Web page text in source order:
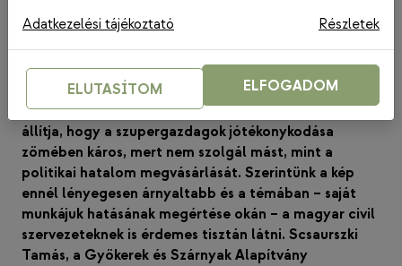
Van-e társadalmi haszna a
gazdagok jótékonykodásának?
2022. október 11.
Pogátsa Zoltán minap megjelent podcastjában azt
állítja, hogy a szupergazdagok jótékonykodása
zömében káros, mert nem szolgál mást, mint a
politikai hatalom megvásárlását. Szerintünk a kép
ennél lényegesen árnyaltabb és a témában – saját
munkájuk hatásának megértése okán – a magyar civil
szervezeteknek is érdemes tisztán látni. Scsaurszki
Tamás, a Gyökerek és Szárnyak Alapítvány
Adatkezelési tájékoztató Részletek
ELUTASÍTOM ELFOGADOM